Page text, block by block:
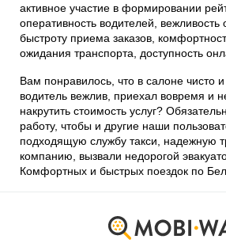
активное участие в формировании
оперативность водителей, вежливость
быстроту приема заказов,
ожидания транспорта, доступность
Вам понравилось, что в салоне чисто
водитель вежлив, приехал вовремя и
накрутить стоимость услуг?
работу, чтобы и другие наши
подходящую службу такси, надежную
компанию, вызвали недорогой
Комфортных и быстрых поездок по